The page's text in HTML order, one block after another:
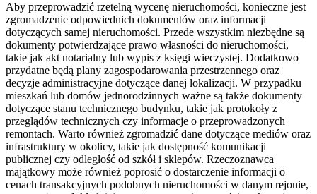
Aby przeprowadzić rzetelną wycenę nieruchomości, konieczne jest
zgromadzenie odpowiednich dokumentów oraz informacji
dotyczących samej nieruchomości. Przede wszystkim niezbędne są
dokumenty potwierdzające prawo własności do nieruchomości,
takie jak akt notarialny lub wypis z księgi wieczystej. Dodatkowo
przydatne będą plany zagospodarowania przestrzennego oraz
decyzje administracyjne dotyczące danej lokalizacji. W przypadku
mieszkań lub domów jednorodzinnych ważne są także dokumenty
dotyczące stanu technicznego budynku, takie jak protokoły z
przeglądów technicznych czy informacje o przeprowadzonych
remontach. Warto również zgromadzić dane dotyczące mediów oraz
infrastruktury w okolicy, takie jak dostępność komunikacji
publicznej czy odległość od szkół i sklepów. Rzeczoznawca
majątkowy może również poprosić o dostarczenie informacji o
cenach transakcyjnych podobnych nieruchomości w danym rejonie,